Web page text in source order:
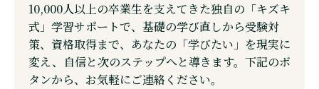
10,000人以上の卒業生を支えてきた独自の「キズキ
式」学習サポートで、基礎の学び直しから受験対
策、資格取得まで、あなたの「学びたい」を現実に
変え、自信と次のステップへと導きます。下記のボ
タンから、お気軽にご連絡ください。